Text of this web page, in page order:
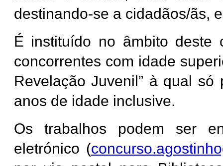
destinando-se a cidadãos/ãs,
É instituído no âmbito deste
concorrentes com idade
Revelação Juvenil” à qual
anos de idade inclusive.
Os trabalhos podem ser
eletrónico (